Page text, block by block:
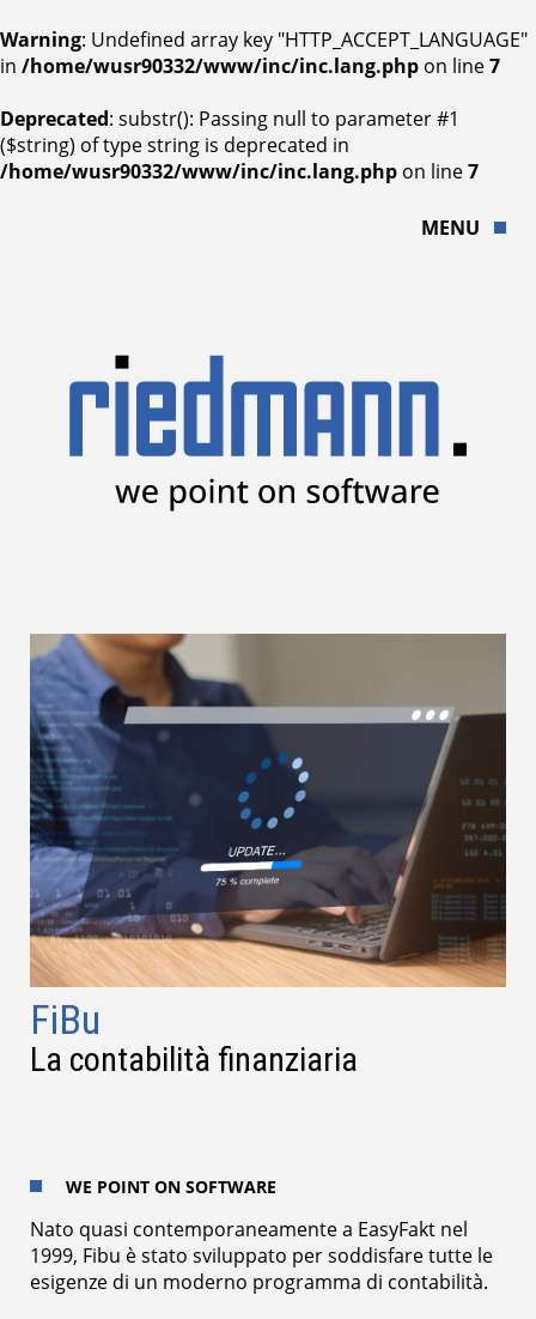
Warning: Undefined array key "HTTP_ACCEPT_LANGUAGE"
in /home/wusr90332/www/inc/inc.lang.php on line7
Deprecated: substr(): Passing null to parameter #1
($string) of type string is deprecated in
/home/wusr90332/www/inc/inc.lang.php on line7
MENU
FiBu
La contabilità finanziaria
WE POINT ON SOFTWARE
Nato quasi contemporaneamente a EasyFakt nel
1999, Fibu è stato sviluppato per soddisfare tutte le
esigenze di un moderno programma di contabilità.